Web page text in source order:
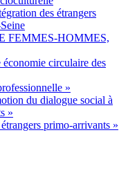
des étrangers
FEMMES-HOMMES,
circulaire des
»
du dialogue social à
»
primo-arrivants »